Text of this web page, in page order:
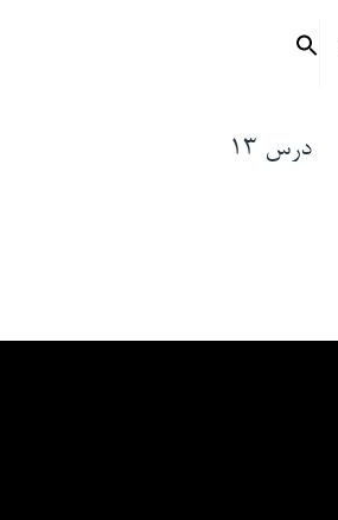
جستجو
برای:
دکمه جستجو
درس 13